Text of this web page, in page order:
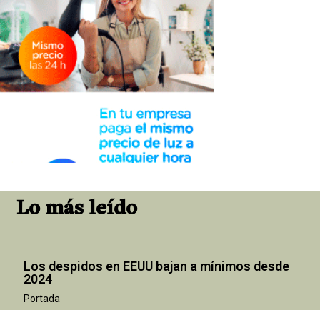
Lo más leído
Los despidos en EEUU bajan a mínimos desde
2024
Portada